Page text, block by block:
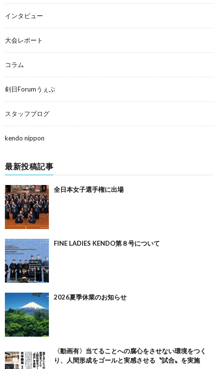
インタビュー
大会レポート
コラム
剣日Forumうぇぶ
スタッフブログ
kendo nippon
最新投稿記事
全日本女子選手権に出場
FINE LADIES KENDO第８号について
2026夏季休業のお知らせ
〈動画有〉当てることへの腐心をさせない環境をつく
り、人間形成をゴールと実感させる〝試合〟を実施